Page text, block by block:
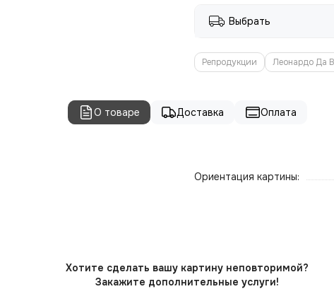
Выбрать
Репродукции Леонардо Да
О товаре Доставка Оплата
Ориентация картины:
Хотите сделать вашу картину неповторимой?
Закажите дополнительные услуги!